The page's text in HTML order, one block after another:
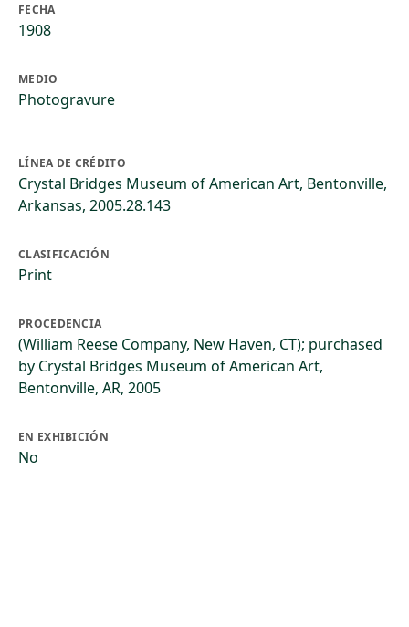
FECHA
1908
MEDIO
Photogravure
LÍNEA DE CRÉDITO
Crystal Bridges Museum of American Art, Bentonville,
Arkansas, 2005.28.143
CLASIFICACIÓN
Print
PROCEDENCIA
(William Reese Company, New Haven, CT); purchased
by Crystal Bridges Museum of American Art,
Bentonville, AR, 2005
EN EXHIBICIÓN
No